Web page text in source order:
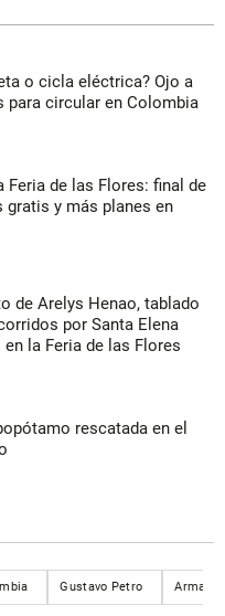
o cicla eléctrica? Ojo a
para circular en Colombia
Feria de las Flores: final de
gratis y más planes en
de Arelys Henao, tablado
por Santa Elena
la Feria de las Flores
rescatada en el
Gustavo Petro